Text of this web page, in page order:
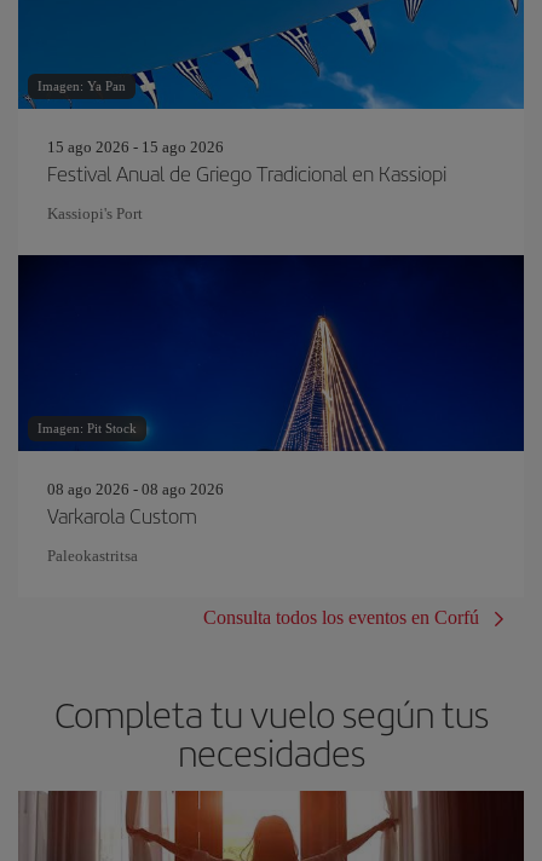
Imagen: Ya Pan
15 ago 2026 - 15 ago 2026
Festival Anual de Griego Tradicional en Kassiopi
Kassiopi's Port
Imagen: Pit Stock
08 ago 2026 - 08 ago 2026
Varkarola Custom
Paleokastritsa
Consulta todos los eventos en Corfú
Completa tu vuelo según tus
necesidades